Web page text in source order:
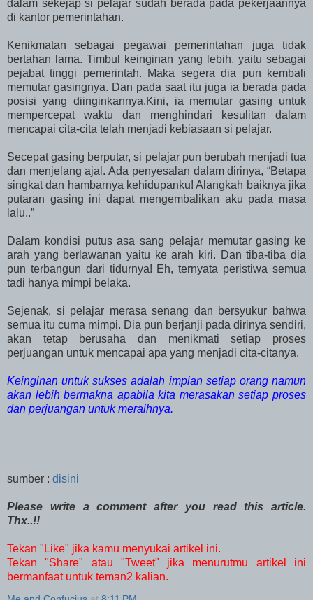
dalam sekejap si pelajar sudah berada pada pekerjaannya
di kantor pemerintahan.
Kenikmatan sebagai pegawai pemerintahan juga tidak
bertahan lama. Timbul keinginan yang lebih, yaitu sebagai
pejabat tinggi pemerintah. Maka segera dia pun kembali
memutar gasingnya. Dan pada saat itu juga ia berada pada
posisi yang diinginkannya.Kini, ia memutar gasing untuk
mempercepat waktu dan menghindari kesulitan dalam
mencapai cita-cita telah menjadi kebiasaan si pelajar.
Secepat gasing berputar, si pelajar pun berubah menjadi tua
dan menjelang ajal. Ada penyesalan dalam dirinya, “Betapa
singkat dan hambarnya kehidupanku! Alangkah baiknya jika
putaran gasing ini dapat mengembalikan aku pada masa
lalu..”
Dalam kondisi putus asa sang pelajar memutar gasing ke
arah yang berlawanan yaitu ke arah kiri. Dan tiba-tiba dia
pun terbangun dari tidurnya! Eh, ternyata peristiwa semua
tadi hanya mimpi belaka.
Sejenak, si pelajar merasa senang dan bersyukur bahwa
semua itu cuma mimpi. Dia pun berjanji pada dirinya sendiri,
akan tetap berusaha dan menikmati setiap proses
perjuangan untuk mencapai apa yang menjadi cita-citanya.
Keinginan untuk sukses adalah impian setiap orang namun
akan lebih bermakna apabila kita merasakan setiap proses
dan perjuangan untuk meraihnya.
sumber : disini
Please write a comment after you read this article.
Thx..!!
Tekan "Like" jika kamu menyukai artikel ini.
Tekan "Share" atau "Tweet" jika menurutmu artikel ini
bermanfaat untuk teman2 kalian.